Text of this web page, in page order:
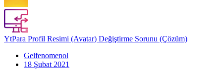
YtPara Profil Resimi (Avatar) Değiştirme Sorunu (Çözüm)
Gelfenomenol
18 Şubat 2021